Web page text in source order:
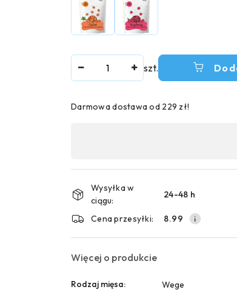
szt.
Darmowa dostawa od 229 zł!
płatność
i
dostawa
Wysyłka w
ciągu:
24-48 h
Cena przesyłki: 8.99
Więcej o produkcie
Rodzaj mięsa:
Wege